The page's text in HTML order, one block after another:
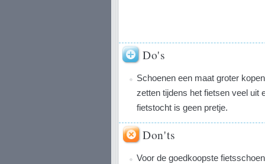
Do's
Schoenen een maat groter
zetten tijdens het fietsen veel uit
fietstocht is geen pretje.
Don'ts
Voor de goedkoopste